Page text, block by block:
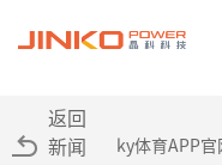
返回
新闻
ky体育APP